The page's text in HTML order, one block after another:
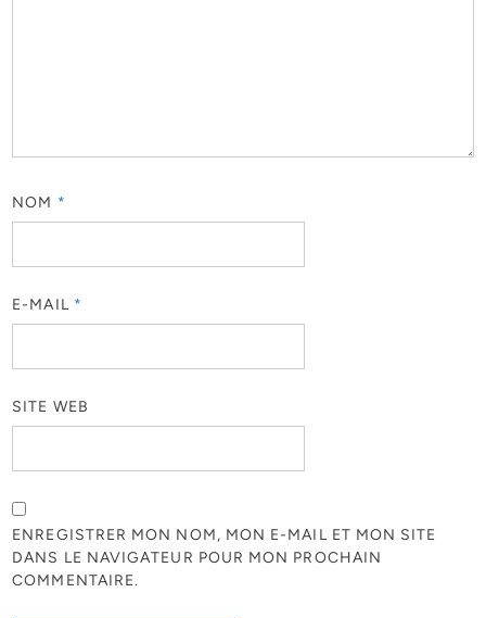
NOM *
E-MAIL *
SITE WEB
ENREGISTRER MON NOM, MON E-MAIL ET MON SITE
DANS LE NAVIGATEUR POUR MON PROCHAIN
COMMENTAIRE.